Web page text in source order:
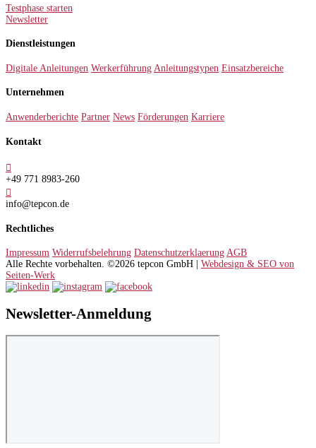
Testphase starten
Newsletter
Dienstleistungen
Digitale Anleitungen Werkerführung Anleitungstypen Einsatzbereiche
Unternehmen
Anwenderberichte Partner News Förderungen Karriere
Kontakt

+49 771 8983-260

info@tepcon.de
Rechtliches
Impressum Widerrufsbelehrung Datenschutzerklaerung AGB
Alle Rechte vorbehalten. ©2026 tepcon GmbH | Webdesign & SEO von
Seiten-Werk
Newsletter-Anmeldung